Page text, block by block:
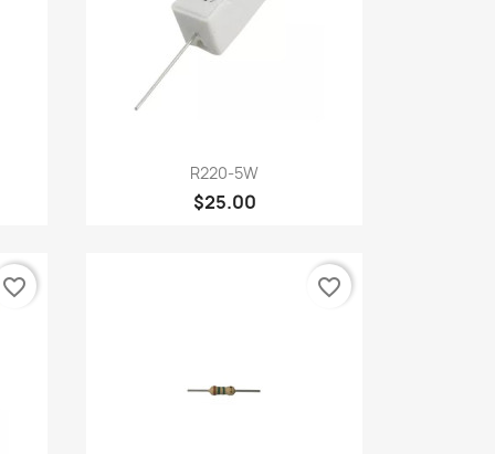
Vista rápida
R220-5W
$25.00
favorite_border favorite_border